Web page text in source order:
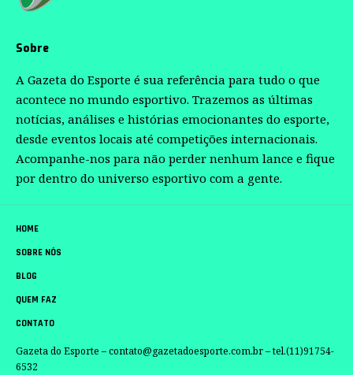
Sobre
A Gazeta do Esporte é sua referência para tudo o que
acontece no mundo esportivo. Trazemos as últimas
notícias, análises e histórias emocionantes do esporte,
desde eventos locais até competições internacionais.
Acompanhe-nos para não perder nenhum lance e fique
por dentro do universo esportivo com a gente.
HOME
SOBRE NÓS
BLOG
QUEM FAZ
CONTATO
Gazeta do Esporte –contato@gazetadoesporte.com.br– tel.(11)91754-
6532